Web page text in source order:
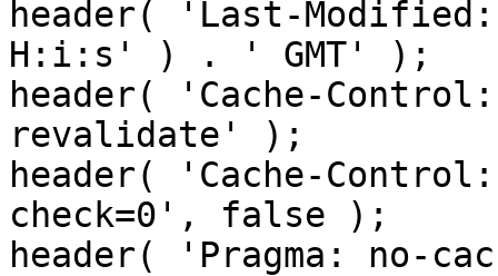
header( 'Last-
H:i:s' ) . ' GMT' );
header( 'Cache-
revalidate' );
header( 'Cache-
check=0', false );
header( 'Pragma: no-